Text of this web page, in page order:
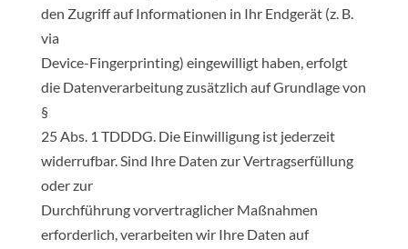
den Zugriff auf Informationen in Ihr Endgerät (z. B.
via
Device-Fingerprinting) eingewilligt haben, erfolgt
die Datenverarbeitung zusätzlich auf Grundlage von
§
25 Abs. 1 TDDDG. Die Einwilligung ist jederzeit
widerrufbar. Sind Ihre Daten zur Vertragserfüllung
oder zur
Durchführung vorvertraglicher Maßnahmen
erforderlich, verarbeiten wir Ihre Daten auf